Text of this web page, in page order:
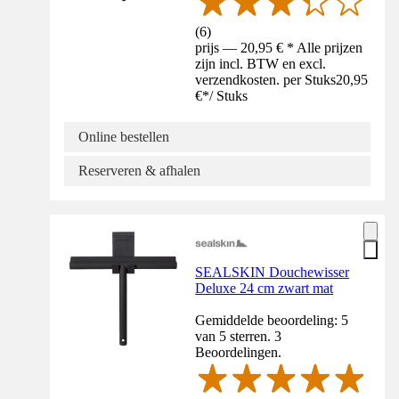
(6)
prijs — 20,95 € * Alle prijzen
zijn incl. BTW en excl.
verzendkosten. per Stuks20,95
€*/ Stuks
Online bestellen
Reserveren & afhalen
SEALSKIN Douchewisser
Deluxe 24 cm zwart mat
Gemiddelde beoordeling: 5
van 5 sterren. 3
Beoordelingen.